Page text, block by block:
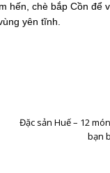
hến, chè bắp Cồn để
yên tĩnh.
Đặc sản Huế – 12
bạn